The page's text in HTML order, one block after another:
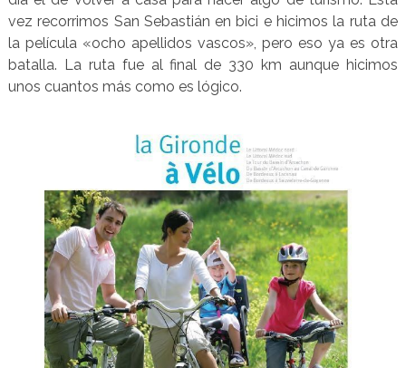
vez recorrimos San Sebastián en bici e hicimos la ruta de
la película «ocho apellidos vascos», pero eso ya es otra
batalla. La ruta fue al final de 330 km aunque hicimos
unos cuantos más como es lógico.